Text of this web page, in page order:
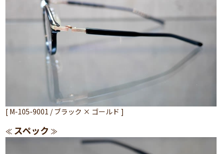
[ M-105-9001 / ブラック × ゴールド ]
≪ スペック ≫